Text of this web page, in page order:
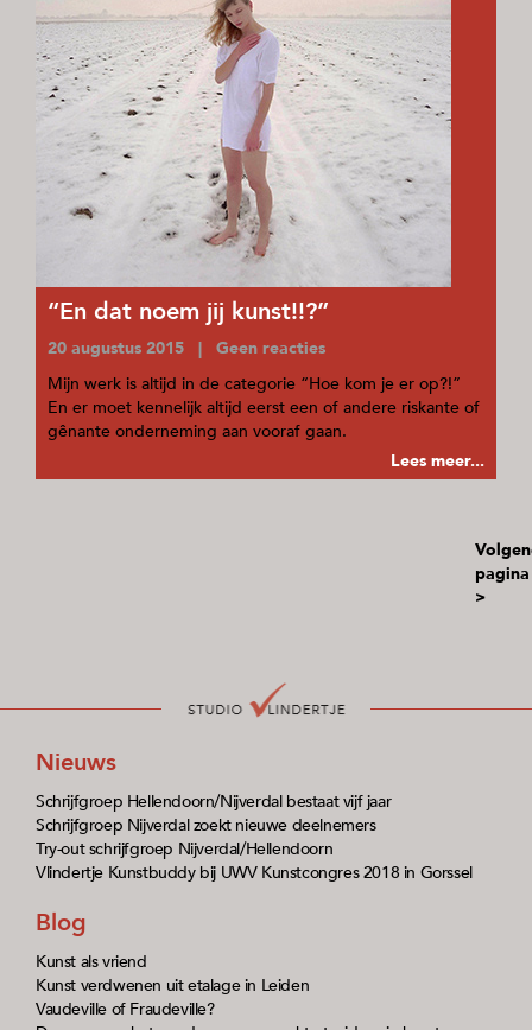
“En dat noem jij kunst!!?”
20 augustus 2015 | Geen reacties
Mijn werk is altijd in de categorie “Hoe kom je er op?!”
En er moet kennelijk altijd eerst een of andere riskante of
gênante onderneming aan vooraf gaan.
Lees meer...
pagina
>
Nieuws
Schrijfgroep Hellendoorn/Nijverdal bestaat vijf jaar
Schrijfgroep Nijverdal zoekt nieuwe deelnemers
Try-out schrijfgroep Nijverdal/Hellendoorn
Vlindertje Kunstbuddy bij UWV Kunstcongres 2018 in Gorssel
Blog
Kunst als vriend
Kunst verdwenen uit etalage in Leiden
Vaudeville of Fraudeville?